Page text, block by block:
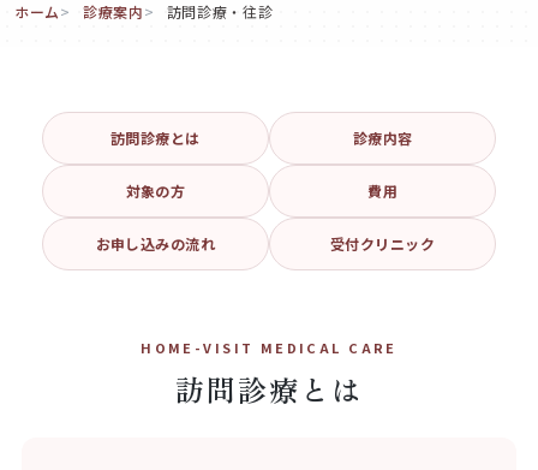
ホーム 診療案内 訪問診療・往診
訪問診療とは 診療内容
対象の方 費用
お申し込みの流れ 受付クリニック
HOME-VISIT MEDICAL CARE
訪問診療とは